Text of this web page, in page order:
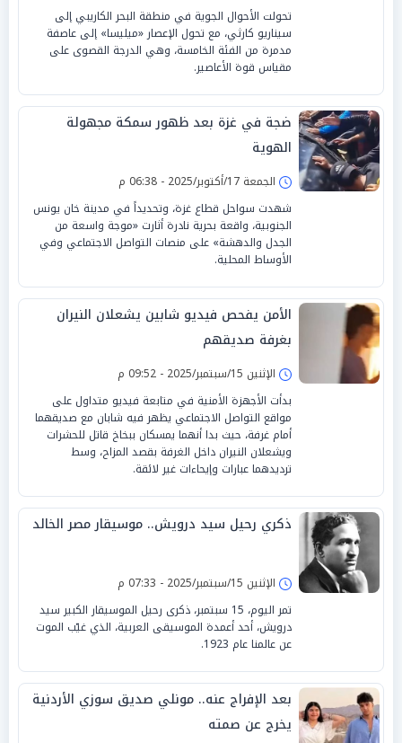
تحولت الأحوال الجوية في منطقة البحر الكاريبي إلى
سيناريو كارثي، مع تحول الإعصار «ميليسا» إلى عاصفة
مدمرة من الفئة الخامسة، وهي الدرجة القصوى على
مقياس قوة الأعاصير.
ضجة في غزة بعد ظهور سمكة مجهولة
الهوية
الجمعة 17/أكتوبر/2025 - 06:38 م
شهدت سواحل قطاع غزة، وتحديداً في مدينة خان يونس
الجنوبية، واقعة بحرية نادرة أثارت «موجة واسعة من
الجدل والدهشة» على منصات التواصل الاجتماعي وفي
الأوساط المحلية.
الأمن يفحص فيديو شابين يشعلان النيران
بغرفة صديقهم
الإثنين 15/سبتمبر/2025 - 09:52 م
بدأت الأجهزة الأمنية في متابعة فيديو متداول على
مواقع التواصل الاجتماعي يظهر فيه شابان مع صديقهما
أمام غرفة، حيث بدا أنهما يمسكان ببخاخ قاتل للحشرات
ويشعلان النيران داخل الغرفة بقصد المزاح، وسط
ترديدهما عبارات وإيحاءات غير لائقة.
ذكري رحيل سيد درويش.. موسيقار مصر الخالد
الإثنين 15/سبتمبر/2025 - 07:33 م
تمر اليوم، 15 سبتمبر، ذكرى رحيل الموسيقار الكبير سيد
درويش، أحد أعمدة الموسيقى العربية، الذي غيّب الموت
عن عالمنا عام 1923.
بعد الإفراج عنه.. مونلي صديق سوزي الأردنية
يخرج عن صمته